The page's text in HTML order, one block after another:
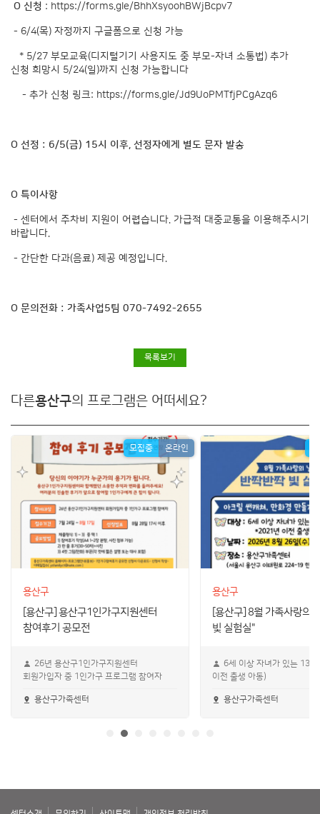
O 신청 : https://forms.gle/BhhXsyoohBWjBcpv7
- 6/4(목) 자정까지 구글폼으로 신청 가능
* 5/27 부모교육(디지털기기 사용지도 중 부모-자녀 소통법) 추가
신청 희망시 5/24(일)까지 신청 가능합니다
- 추가 신청 링크: https://forms.gle/Jd9UoPMTfjPCgAzq6
O 선정 : 6/5(금) 15시 이후, 선정자에게 별도 문자 발송
O 특이사항
- 센터에서 주차비 지원이 어렵습니다. 가급적 대중교통을 이용해주시기
바랍니다.
- 간단한 다과(음료) 제공 예정입니다.
O 문의전화 : 가족사업5팀 070-7492-2655
목록보기
다른용산구의 프로그램은 어떠세요?
모집중 온라인
용산구
[용산구] 용산구1인가구지원센터
참여후기 공모전
26년 용산구1인가구지원센터
회원가입자 중 1인가구 프로그램 참여자
용산구가족센터
용산구
[용산구] 8월 가족사랑의
빛 실험실"
6세 이상 자녀가 있는 13
이전 출생 아동)
용산구가족센터